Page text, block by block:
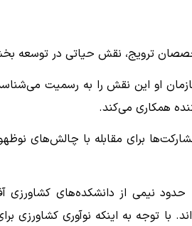
ترویج، نقش حیاتی در توسعه
او این نقش را به رسمیت
همکاری می‌کند.
برای مقابله با چالش‌های
نیمی از دانشکده‌های کشاورزی
توجه به اینکه نوآوری کشاورزی